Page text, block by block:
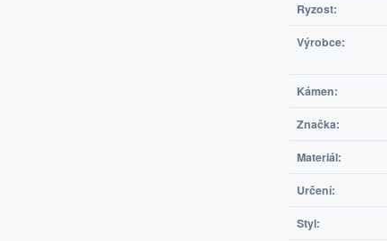
Ryzost:
Výrobce:
Kámen:
Značka:
Materiál:
Určení:
Styl: